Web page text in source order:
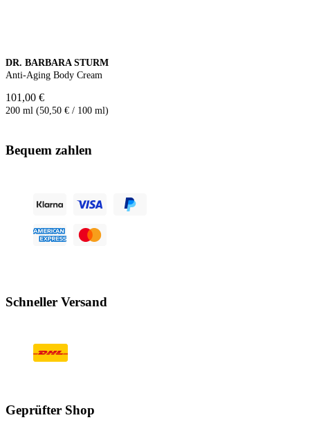
DR. BARBARA STURM
Anti-Aging Body Cream
101,00 €
200 ml (50,50 € / 100 ml)
Bequem zahlen
Schneller Versand
Geprüfter Shop